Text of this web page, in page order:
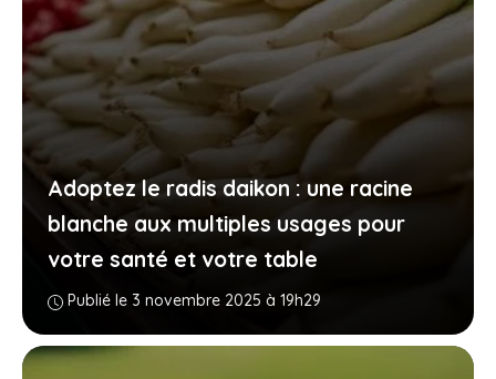
Adoptez le radis daikon : une racine
blanche aux multiples usages pour
votre santé et votre table
Publié le 3 novembre 2025 à 19h29